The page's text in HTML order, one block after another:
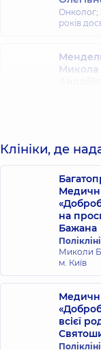
Онколог;
років
Микола
Клініки, де
на
Бажана
Миколи
м. Київ
всієї